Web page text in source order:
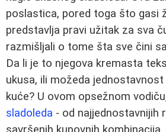
poslastica, pored toga što gasi
predstavlja pravi užitak za sva
razmišljali o tome šta sve čini
Da li je to njegova kremasta
ukusa, ili možeda
kuće? U ovom opsežnom
sladoleda - od najjednostavnijih